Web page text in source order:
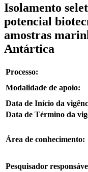
Isolamento
potencial
amostras
Antártica
Processo:
Modalidade de apoio:
Data de Início da
Data de Término da
Área de conhecimento:
Pesquisador